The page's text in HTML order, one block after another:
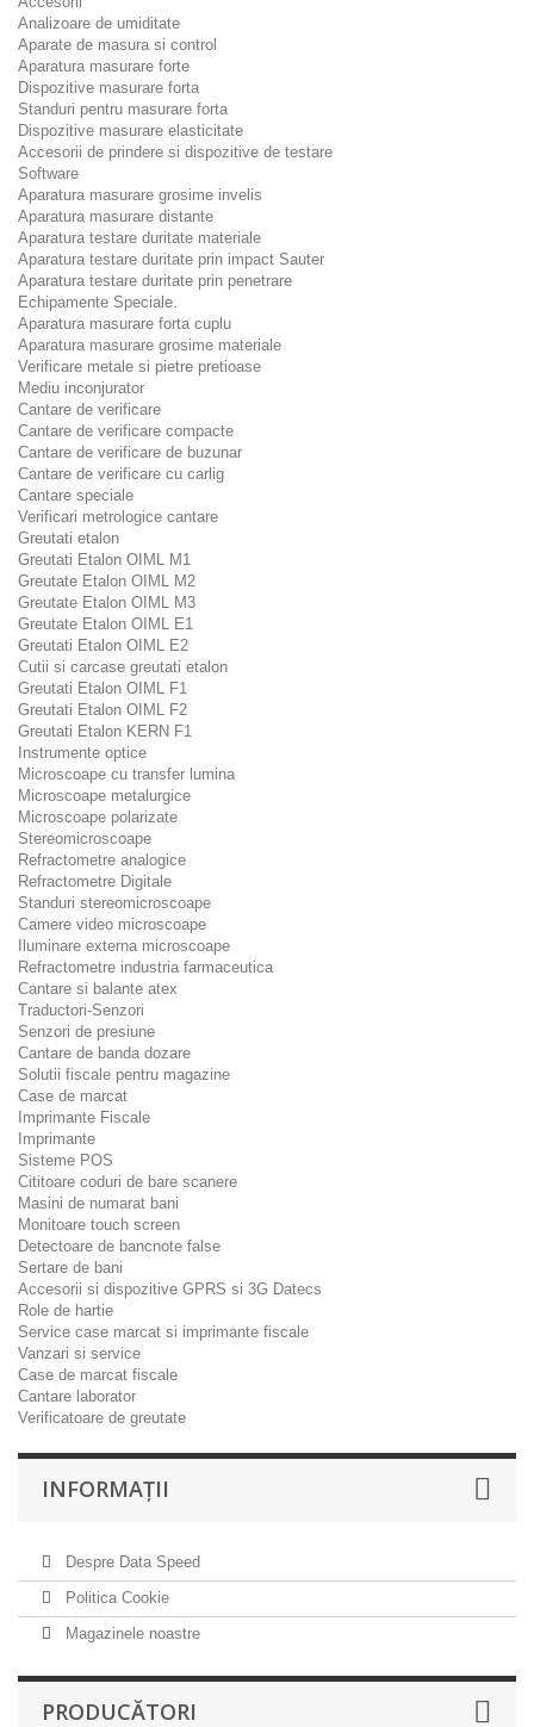
Analizoare de umiditate
Aparate de masura si control
Aparatura masurare forte
Dispozitive masurare forta
Standuri pentru masurare forta
Dispozitive masurare elasticitate
Accesorii de prindere si dispozitive de testare
Software
Aparatura masurare grosime invelis
Aparatura masurare distante
Aparatura testare duritate materiale
Aparatura testare duritate prin impact Sauter
Aparatura testare duritate prin penetrare
Echipamente Speciale.
Aparatura masurare forta cuplu
Aparatura masurare grosime materiale
Verificare metale si pietre pretioase
Mediu inconjurator
Cantare de verificare
Cantare de verificare compacte
Cantare de verificare de buzunar
Cantare de verificare cu carlig
Cantare speciale
Verificari metrologice cantare
Greutati etalon
Greutati Etalon OIML M1
Greutate Etalon OIML M2
Greutate Etalon OIML M3
Greutate Etalon OIML E1
Greutati Etalon OIML E2
Cutii si carcase greutati etalon
Greutati Etalon OIML F1
Greutati Etalon OIML F2
Greutati Etalon KERN F1
Instrumente optice
Microscoape cu transfer lumina
Microscoape metalurgice
Microscoape polarizate
Stereomicroscoape
Refractometre analogice
Refractometre Digitale
Standuri stereomicroscoape
Camere video microscoape
Iluminare externa microscoape
Refractometre industria farmaceutica
Cantare si balante atex
Traductori-Senzori
Senzori de presiune
Cantare de banda dozare
Solutii fiscale pentru magazine
Case de marcat
Imprimante Fiscale
Imprimante
Sisteme POS
Cititoare coduri de bare scanere
Masini de numarat bani
Monitoare touch screen
Detectoare de bancnote false
Sertare de bani
Accesorii si dispozitive GPRS si 3G Datecs
Role de hartie
Service case marcat si imprimante fiscale
Vanzari si service
Case de marcat fiscale
Cantare laborator
Verificatoare de greutate
INFORMAŢII
Despre Data Speed
Politica Cookie
Magazinele noastre
PRODUCĂTORI